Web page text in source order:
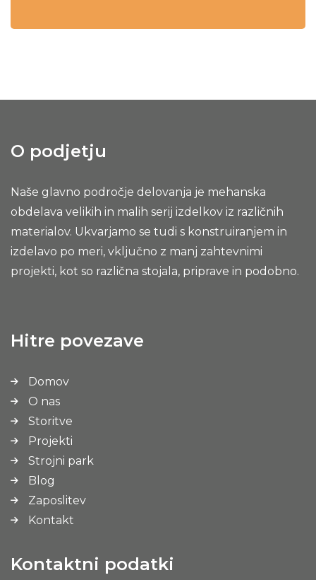
O podjetju
Naše glavno področje delovanja je mehanska
obdelava velikih in malih serij izdelkov iz različnih
materialov. Ukvarjamo se tudi s konstruiranjem in
izdelavo po meri, vključno z manj zahtevnimi
projekti, kot so različna stojala, priprave in podobno.
Hitre povezave
Domov
O nas
Storitve
Projekti
Strojni park
Blog
Zaposlitev
Kontakt
Kontaktni podatki